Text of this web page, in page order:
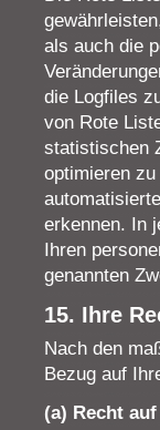
als auch die
die Logfiles
von Rote
statistischen
optimieren
erkennen. In
Ihren
genannten
15. Ihre
Nach den
Bezug auf
(a) Recht